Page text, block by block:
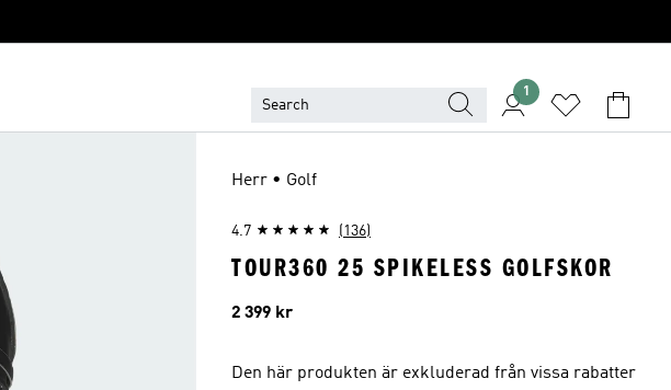
1
Herr • Golf
4.7 (136)
TOUR360 25 SPIKELESS GOLFSKOR
Pris
2 399 kr
Den här produkten är exkluderad från vissa rabatter